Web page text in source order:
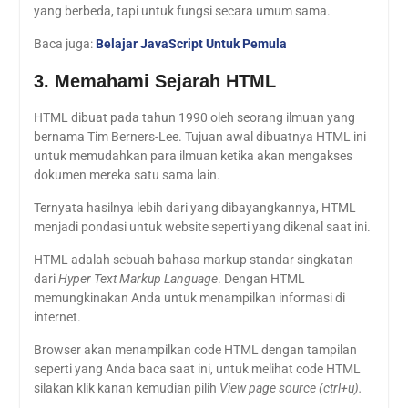
yang berbeda, tapi untuk fungsi secara umum sama.
Baca juga:Belajar JavaScript Untuk Pemula
3. Memahami Sejarah HTML
HTML dibuat pada tahun 1990 oleh seorang ilmuan yang
bernama Tim Berners-Lee. Tujuan awal dibuatnya HTML ini
untuk memudahkan para ilmuan ketika akan mengakses
dokumen mereka satu sama lain.
Ternyata hasilnya lebih dari yang dibayangkannya, HTML
menjadi pondasi untuk website seperti yang dikenal saat ini.
HTML adalah sebuah bahasa markup standar singkatan
dariHyper Text Markup Language. Dengan HTML
memungkinakan Anda untuk menampilkan informasi di
internet.
Browser akan menampilkan code HTML dengan tampilan
seperti yang Anda baca saat ini, untuk melihat code HTML
silakan klik kanan kemudian pilih Viewpage source (ctrl+u).